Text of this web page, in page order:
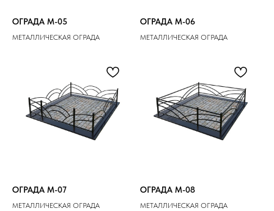
ОГРАДА M-05
МЕТАЛЛИЧЕСКАЯ ОГРАДА
ОГРАДА M-06
МЕТАЛЛИЧЕСКАЯ ОГРАДА
ОГРАДА M-07
МЕТАЛЛИЧЕСКАЯ ОГРАДА
ОГРАДА M-08
МЕТАЛЛИЧЕСКАЯ ОГРАДА